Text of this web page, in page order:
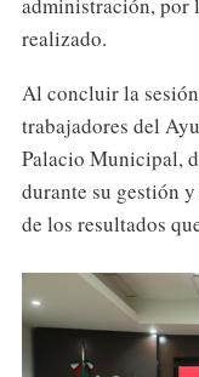
administración, por
realizado.
Al concluir la
trabajadores del
Palacio Municipal,
durante su gestión
de los resultados